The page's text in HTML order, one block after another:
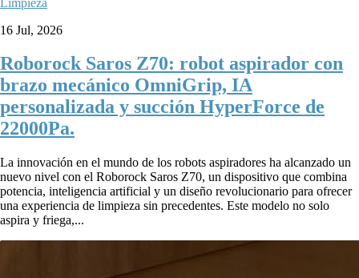
16 Jul, 2026
Roborock Saros Z70: robot aspirador con
brazo mecánico OmniGrip, IA
personalizada y succión HyperForce de
22000Pa.
La innovación en el mundo de los robots aspiradores ha alcanzado un
nuevo nivel con el Roborock Saros Z70, un dispositivo que combina
potencia, inteligencia artificial y un diseño revolucionario para ofrecer
una experiencia de limpieza sin precedentes. Este modelo no solo
aspira y friega,...